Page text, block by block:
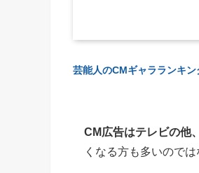
芸能人のCMギャラランキ
CM広告はテレビの他
くなる方も多いので